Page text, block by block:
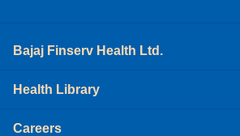
Bajaj Finserv Health Ltd.
Health Library
Careers